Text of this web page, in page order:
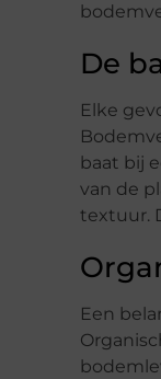
De
Elke
baat bij
van de
textuur.
Een